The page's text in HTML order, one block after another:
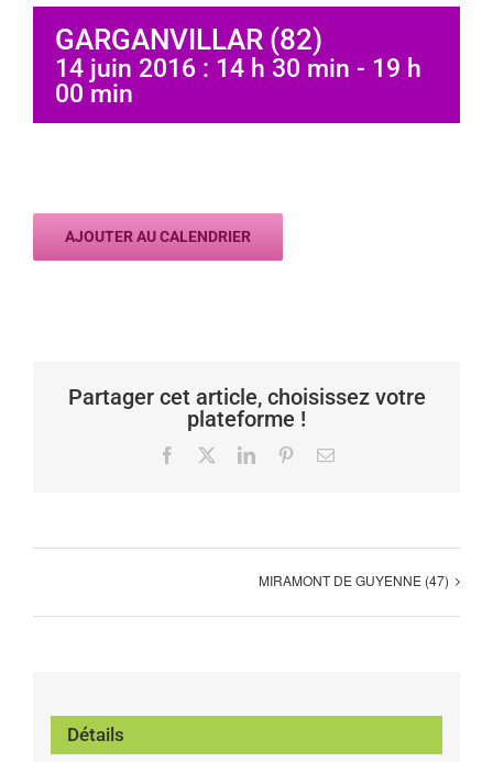
GARGANVILLAR (82)
14 juin 2016 : 14 h 30 min - 19 h
00 min
AJOUTER AU CALENDRIER
Partager cet article, choisissez votre
plateforme !
Facebook LinkedInPinterestEmail
MIRAMONT DE GUYENNE (47)
Détails